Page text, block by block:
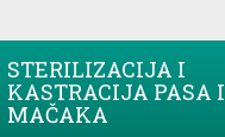
STERILIZACIJA I
KASTRACIJA PASA I
MAČAKA